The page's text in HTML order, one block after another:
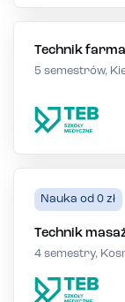
Technik
5 semestrów,
Nauka od 0 zł
Technik
4 semestry,